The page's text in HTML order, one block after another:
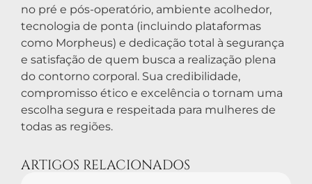
no pré e pós-operatório, ambiente acolhedor,
tecnologia de ponta (incluindo plataformas
como Morpheus) e dedicação total à segurança
e satisfação de quem busca a realização plena
do contorno corporal. Sua credibilidade,
compromisso ético e excelência o tornam uma
escolha segura e respeitada para mulheres de
todas as regiões.
ARTIGOS RELACIONADOS